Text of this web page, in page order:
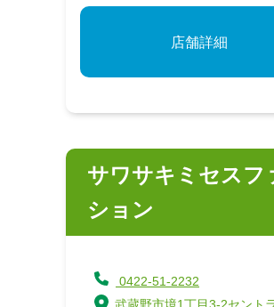
店舗詳細
サワサキミセスフ
ション
0422-51-2232